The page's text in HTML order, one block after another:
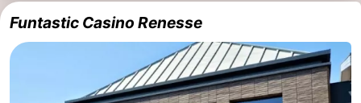
Funtastic Casino Renesse